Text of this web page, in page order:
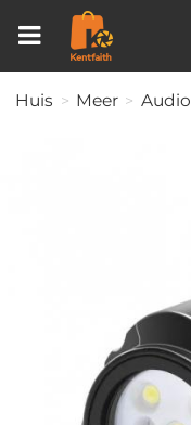
Huis Meer